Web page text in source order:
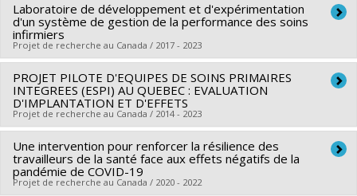
Lead researcher : Carl Ardy Dubois
Co-researchers : Bernard Lespérance,Alain Marchand
Roxane Borgès Da Silva, Marie-Andrée Fortin
Grenier,Mélanie Lavoie-Tremblay,Kathleen Bentein
Christine Maheu,Sara Soldera
Funding sources:FRQS/Fonds de recherche du Québec -
Santé (FRSQ)
Grant programs: PVXXXXXX-Recherches sur le cancer
Laboratoire de développement et d'expérimentation
d'un système de gestion de la performance des soins
infirmiers
Projet de recherche au Canada / 2017 - 2023
Lead researcher : Carl Ardy Dubois
Funding sources:FCI/Fondation canadienne pour l'innovation
Grant programs: PVXXXXXX-Fonds des leaders
PROJET PILOTE D'EQUIPES DE SOINS PRIMAIRES
INTEGREES (ESPI) AU QUEBEC : EVALUATION
D'IMPLANTATION ET D'EFFETS
Projet de recherche au Canada / 2014 - 2023
Lead researcher : Arnaud Duhoux,Damien
Contandriopoulos
Co-researchers : Jacinthe Pepin,Jean-Pierre Bonin
Une intervention pour renforcer la résilience des
travailleurs de la santé face aux effets négatifs de la
pandémie de COVID-19
Projet de recherche au Canada / 2020 - 2022